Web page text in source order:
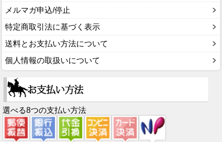
メルマガ申込/停止
特定商取引法に基づく表示
送料とお支払い方法について
個人情報の取扱いについて
選べる8つの支払い方法